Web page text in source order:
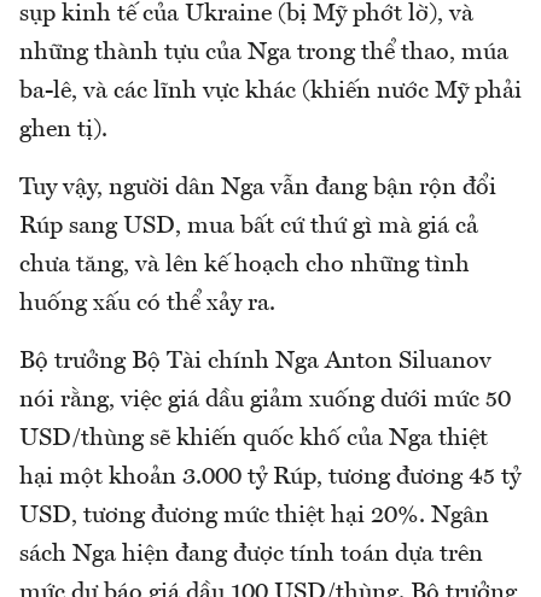
sụp kinh tế của Ukraine (bị Mỹ phớt lờ), và
những thành tựu của Nga trong thể thao, múa
ba-lê, và các lĩnh vực khác (khiến nước Mỹ phải
ghen tị).
Tuy vậy, người dân Nga vẫn đang bận rộn đổi
Rúp sang USD, mua bất cứ thứ gì mà giá cả
chưa tăng, và lên kế hoạch cho những tình
huống xấu có thể xảy ra.
Bộ trưởng Bộ Tài chính Nga Anton Siluanov
nói rằng, việc giá dầu giảm xuống dưới mức 50
USD/thùng sẽ khiến quốc khố của Nga thiệt
hại một khoản 3.000 tỷ Rúp, tương đương 45 tỷ
USD, tương đương mức thiệt hại 20%. Ngân
sách Nga hiện đang được tính toán dựa trên